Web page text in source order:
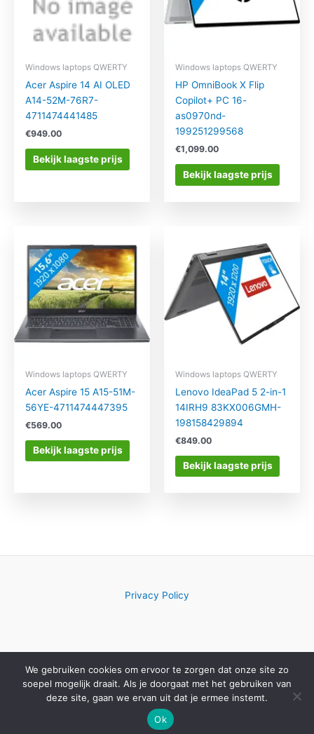
Windows laptops QWERTY
Acer Aspire 14 AI OLED
A14-52M-76R7-
4711474441485
€949.00
Bekijk laagste prijs
Windows laptops QWERTY
HP OmniBook X Flip
Copilot+ PC 16-
as0970nd-
199251299568
€1,099.00
Bekijk laagste prijs
Windows laptops QWERTY
Acer Aspire 15 A15-51M-
56YE-4711474447395
€569.00
Bekijk laagste prijs
Windows laptops QWERTY
Lenovo IdeaPad 5 2-in-1
14IRH9 83KX006GMH-
198158429894
€849.00
Bekijk laagste prijs
Privacy Policy
Copyright © 2026 Computerwinkelkeuze.nl
We gebruiken cookies om ervoor te zorgen dat onze site zo
soepel mogelijk draait. Als je doorgaat met het gebruiken van
deze site, gaan we ervan uit dat je ermee instemt.
Ok